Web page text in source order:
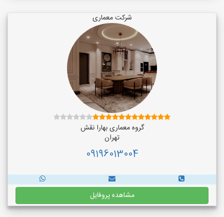
شرکت معماری
گروه معماری بهارا نقش
تهران
09196013004
مشاهده پروفایل